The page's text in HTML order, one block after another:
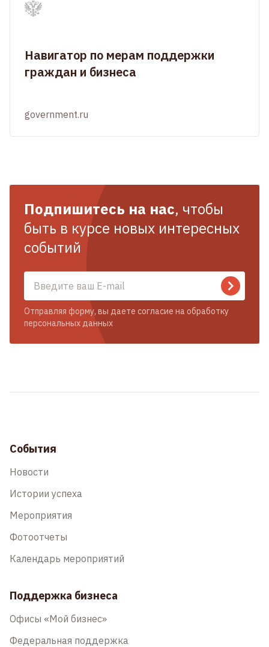
Навигатор по мерам поддержки
граждан и бизнеса
government.ru
Подпишитесь на нас, чтобы
быть в курсе новых интересных
событий
Отправляя форму, вы даете согласие на обработку
персональных данных
События
Новости
Истории успеха
Мероприятия
Фотоотчеты
Календарь мероприятий
Поддержка бизнеса
Офисы «Мой бизнес»
Федеральная поддержка